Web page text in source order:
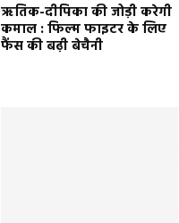
ऋतिक-दीपिका की जोड़ी करेगी
कमाल : फिल्म फाइटर के लिए
फैंस की बढ़ी बेचैनी